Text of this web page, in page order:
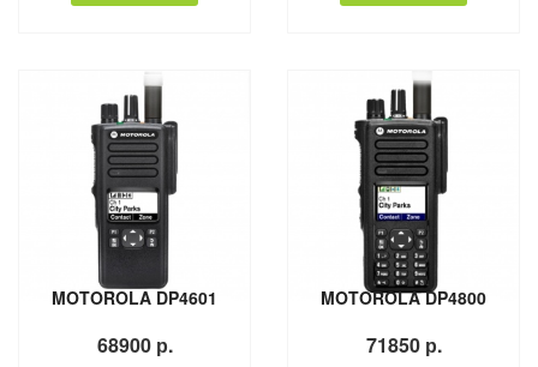
MOTOROLA DP4601
68900 р.
MOTOROLA DP4800
71850 р.